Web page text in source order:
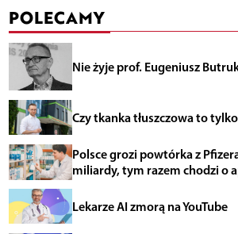
POLECAMY
Nie żyje prof. Eugeniusz
Czy tkanka tłuszczowa to
Polsce grozi powtórka z
miliardy, tym razem chodzi o
Lekarze AI zmorą na YouTube